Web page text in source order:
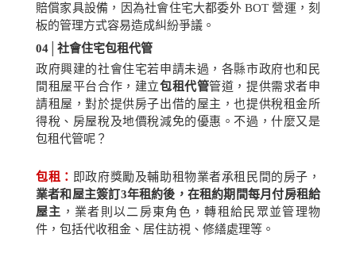
賠償家具設備，因為社會住宅大都委外 BOT 營運，刻
板的管理方式容易造成糾紛爭議。
04│ 社會住宅包租代管
政府興建的社會住宅若申請未過，各縣市政府也和民
間租屋平台合作，建立包租代管管道，提供需求者申
請租屋，對於提供房子出借的屋主，也提供稅租金所
得稅、房屋稅及地價稅減免的優惠。不過，什麼又是
包租代管呢？
包租： 即政府獎勵及輔助租物業者承租民間的房子，
業者和屋主簽訂3年租約後，在租約期間每月付房租給
屋主 ，業者則以二房東角色，轉租給民眾並管理物
件，包括代收租金、居住訪視、修繕處理等。